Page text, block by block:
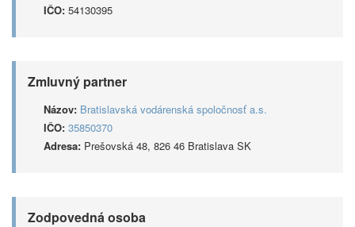
IČO: 54130395
Zmluvný partner
Názov: Bratislavská vodárenská spoločnosť a.s.
IČO: 35850370
Adresa: Prešovská 48, 826 46 Bratislava SK
Zodpovedná osoba